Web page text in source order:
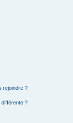
rejoindre ?
?